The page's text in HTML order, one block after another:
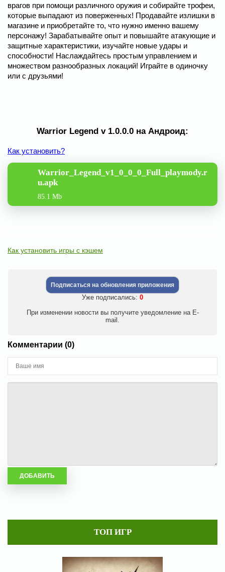
врагов при помощи различного оружия и собирайте трофеи,
которые выпадают из поверженных! Продавайте излишки в
магазине и приобретайте то, что нужно именно вашему
персонажу! Зарабатывайте опыт и повышайте атакующие и
защитные характеристики, изучайте новые удары и
способности! Наслаждайтесь простым управлением и
множеством разнообразных локаций! Играйте в одиночку
или с друзьями!
Warrior Legend v 1.0.0.0 на Андроид:
Как установить?
Warrior_Legend_v1_0_0_0_Full_playmody.r
u.apk
85.1 Mb
Как установить игры с кэшем
Подписаться на обновления приложения
Уже подписались: 0
При изменении новости вы получите уведомление на E-
mail.
Комментарии (0)
ТОП ИГР